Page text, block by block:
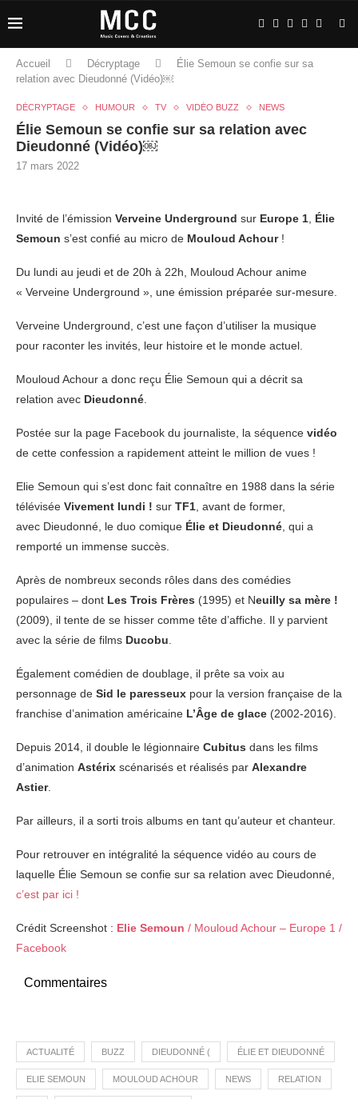
Accueil Décryptage
Élie Semoun se confie sur sa
relation avec Dieudonné (Vidéo)￼
DÉCRYPTAGE HUMOUR TV VIDÉO BUZZ NEWS
Élie Semoun se confie sur sa relation avec
Dieudonné (Vidéo)￼
17 mars 2022
Invité de l’émission Verveine Underground sur Europe 1 Élie
Semoun s’est confié au micro de Mouloud Achour !
Du lundi au jeudi et de 20h à 22h, Mouloud Achour anime
« Verveine Underground », une émission préparée sur-mesure.
Verveine Underground, c’est une façon d’utiliser la musique
pour raconter les invités, leur histoire et le monde actuel.
Mouloud Achour a donc reçu Élie Semoun qui a décrit sa
relation avec Dieudonné
Postée sur la page Facebook du journaliste, la séquence vidéo
de cette confession a rapidement atteint le million de vues !
Elie Semoun qui s’est donc fait connaître en 1988 dans la série
télévisée Vivement lundi ! sur TF1 , avant de former,
avec Dieudonné, le duo comique Élie et Dieudonné , qui a
remporté un immense succès.
Après de nombreux seconds rôles dans des comédies
populaires – dont Les Trois Frères (1995) et Neuilly sa mère !
(2009), il tente de se hisser comme tête d’affiche. Il y parvient
avec la série de films Ducobu
Également comédien de doublage, il prête sa voix au
personnage de Sid le paresseux pour la version française de la
franchise d’animation américaine L’Âge de glace (2002-2016).
Depuis 2014, il double le légionnaire Cubitus dans les films
d’animation Astérix scénarisés et réalisés par Alexandre
Astier.
Par ailleurs, il a sorti trois albums en tant qu’auteur et chanteur.
Pour retrouver en intégralité la séquence vidéo au cours de
laquelle Élie Semoun se confie sur sa relation avec Dieudonné,
c’est par ici !
Crédit Screenshot : Elie Semoun / Mouloud Achour – Europe 1 /
Facebook
Commentaires
ACTUALITÉ BUZZ DIEUDONNÉ ( ÉLIE ET DIEUDONNÉ
ELIE SEMOUN MOULOUD ACHOUR NEWS RELATION